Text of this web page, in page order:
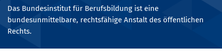
Das Bundesinstitut für Berufsbildung ist eine
bundesunmittelbare, rechtsfähige Anstalt des öffentlichen
Rechts.